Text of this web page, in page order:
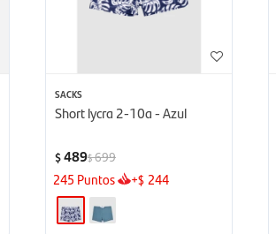
SACKS
Short lycra 2-10a - Azul
$489$699
245 Puntos +$ 244